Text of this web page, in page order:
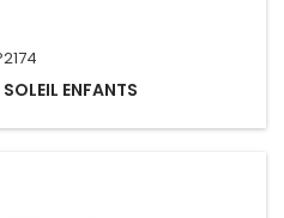
ENFANTS